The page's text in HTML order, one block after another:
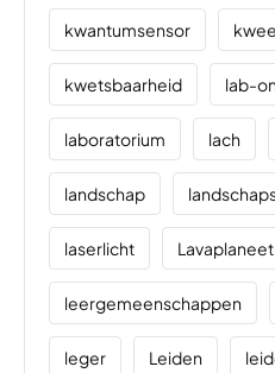
kwantumsensor
kwetsbaarheid lab-
laboratorium lach
landschap
laserlicht Lavaplaneet
leergemeenschappen
leger Leiden